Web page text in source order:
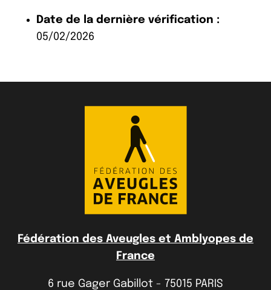
Date de la dernière vérification :
05/02/2026
Fédération des Aveugles et Amblyopes de
France
6 rue Gager Gabillot - 75015 PARIS